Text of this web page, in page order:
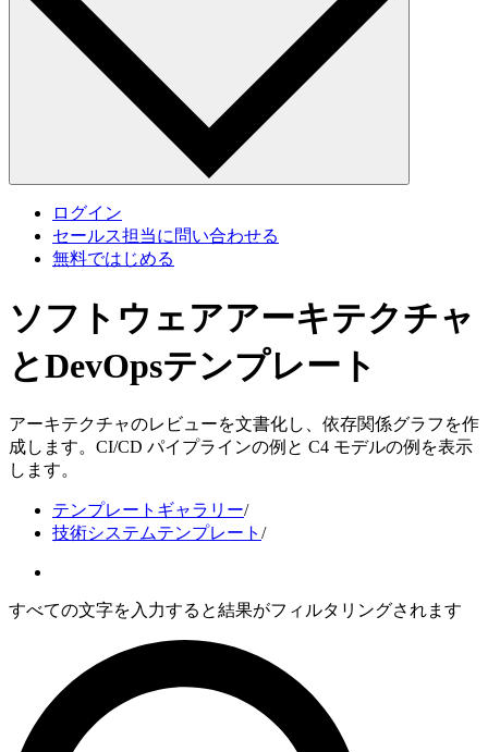
ログイン
セールス担当に問い合わせる
無料ではじめる
ソフトウェアアーキテクチャ
とDevOpsテンプレート
アーキテクチャのレビューを文書化し、依存関係グラフを作
成します。CI/CD パイプラインの例と C4 モデルの例を表示
します。
テンプレートギャラリー/
技術システムテンプレート /
すべての文字を入力すると結果がフィルタリングされます